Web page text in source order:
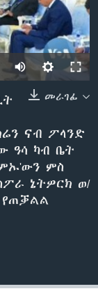
መራገፊ
ናብ ፖላንድ
ዓሳ ካብ ቤት
ምስ
ኔትዎርክ ወ/